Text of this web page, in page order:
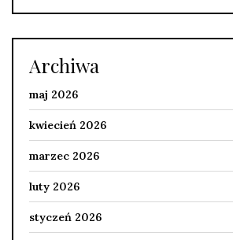
Archiwa
maj 2026
kwiecień 2026
marzec 2026
luty 2026
styczeń 2026